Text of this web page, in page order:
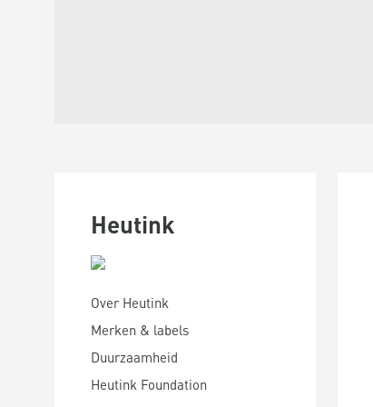
Heutink
Over Heutink
Merken & labels
Duurzaamheid
Heutink Foundation